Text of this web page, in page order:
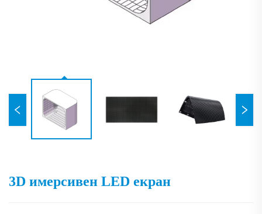
3D имерсивен LED екран